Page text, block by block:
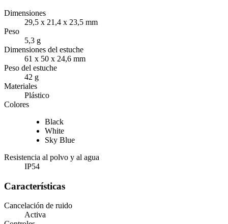
Dimensiones
29,5 x 21,4 x 23,5 mm
Peso
5,3 g
Dimensiones del estuche
61 x 50 x 24,6 mm
Peso del estuche
42 g
Materiales
Plástico
Colores
Black
White
Sky Blue
Resistencia al polvo y al agua
IP54
Características
Cancelación de ruido
Activa